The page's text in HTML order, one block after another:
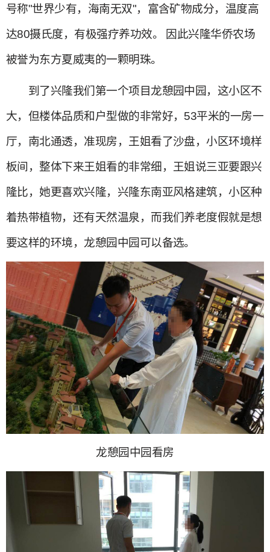
号称"世界少有，海南无双"，富含矿物成分，温度高
达80摄氏度，有极强疗养功效。 因此兴隆华侨农场
被誉为东方夏威夷的一颗明珠。
到了兴隆我们第一个项目龙憩园中园，这小区不
大，但楼体品质和户型做的非常好，53平米的一房一
厅，南北通透，准现房，王姐看了沙盘，小区环境样
板间，整体下来王姐看的非常细，王姐说三亚要跟兴
隆比，她更喜欢兴隆，兴隆东南亚风格建筑，小区种
着热带植物，还有天然温泉，而我们养老度假就是想
要这样的环境，龙憩园中园可以备选。
龙憩园中园看房